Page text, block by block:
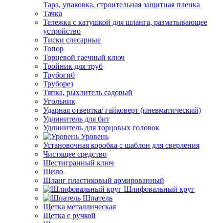
Тара, упаковка, строительная защитная пленка
Тачка
Тележка с катушкой для шланга, разматывающее
устройство
Тиски слесарные
Топор
Торцевой гаечный ключ
Тройник для труб
Трубогиб
Труборез
Тяпка, рыхлитель садовый
Угольник
Ударная отвертка/ гайковерт (пневматический)
Удлинитель для бит
Удлинитель для торцовых головок
Уровень
Установочная коробка с шаблон для сверления
Чистящее средство
Шестигранный ключ
Шило
Шланг пластиковый армированный
Шлифовальный круг
Шпатель
Щетка металлическая
Щетка с ручкой